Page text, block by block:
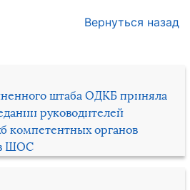
штаба ОДКБ приняла
руководителей
компетентных органов
ШОС
Вернуться назад